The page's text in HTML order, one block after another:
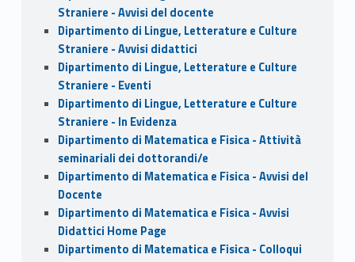
Straniere - Avvisi del docente
Dipartimento di Lingue, Letterature e Culture
Straniere - Avvisi didattici
Dipartimento di Lingue, Letterature e Culture
Straniere - Eventi
Dipartimento di Lingue, Letterature e Culture
Straniere - In Evidenza
Dipartimento di Matematica e Fisica - Attività
seminariali dei dottorandi/e
Dipartimento di Matematica e Fisica - Avvisi del
Docente
Dipartimento di Matematica e Fisica - Avvisi
Didattici Home Page
Dipartimento di Matematica e Fisica - Colloqui